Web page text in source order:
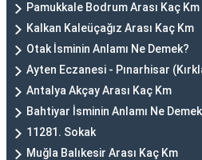
Pamukkale Bodrum Arası Kaç Km
Kalkan Kaleüçağız Arası Kaç Km
Otak İsminin Anlamı Ne Demek?
Ayten Eczanesi - Pınarhisar
Antalya Akçay Arası Kaç Km
Bahtiyar İsminin Anlamı Ne
11281. Sokak
Muğla Balıkesir Arası Kaç Km